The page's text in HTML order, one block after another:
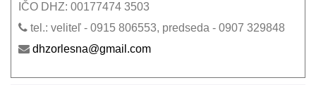
IČO DHZ: 00177474 3503
tel.: veliteľ - 0915 806553, predseda - 0907 329848
dhzorlesna@gmail.com